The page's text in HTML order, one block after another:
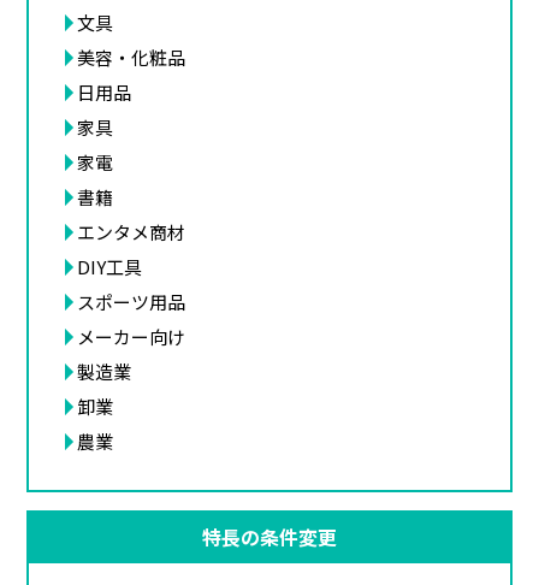
文具
美容・化粧品
日用品
家具
家電
書籍
エンタメ商材
DIY工具
スポーツ用品
メーカー向け
製造業
卸業
農業
特長の条件変更